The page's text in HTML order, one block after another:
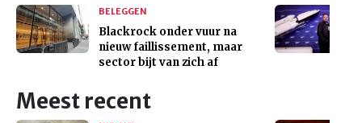
BELEGGEN
Blackrock onder vuur na
nieuw faillissement, maar
sector bijt van zich af
Meest recent